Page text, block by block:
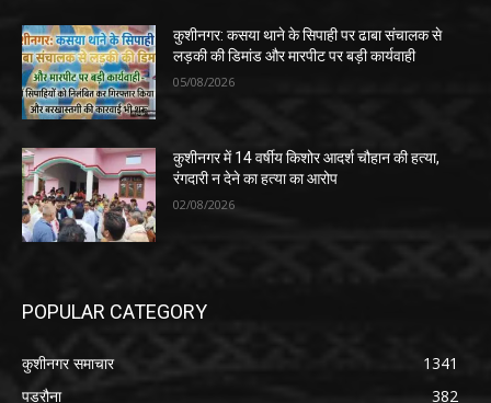
कुशीनगर: कसया थाने के सिपाही पर ढाबा संचालक से
लड़की की डिमांड और मारपीट पर बड़ी कार्यवाही
05/08/2026
कुशीनगर में 14 वर्षीय किशोर आदर्श चौहान की हत्या,
रंगदारी न देने का हत्या का आरोप
02/08/2026
POPULAR CATEGORY
कुशीनगर समाचार
1341
पडरौना
382